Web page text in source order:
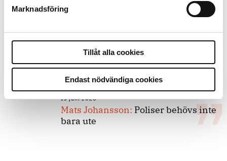
Marknadsföring
Tillåt alla cookies
Endast nödvändiga cookies
Debatt:Med för höga krav på evidens
kan polisen inte göra något alls
15 juni 2026
Mats Johansson: Poliser behövs inte
bara ute